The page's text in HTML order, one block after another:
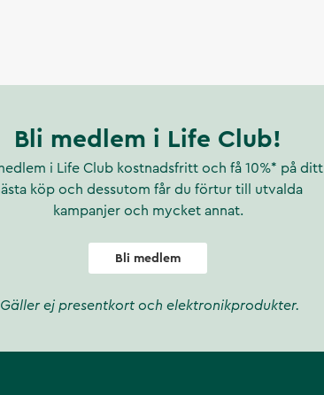
Bli medlem i Life Club!
i Life Club kostnadsfritt och få 10%* på ditt
köp och dessutom får du förtur till utvalda
kampanjer och mycket annat.
Bli medlem
ej presentkort och elektronikprodukter.